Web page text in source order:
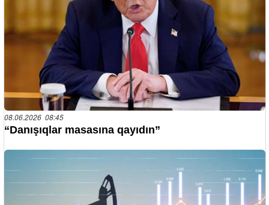
08.06.2026 08:45
“Danışıqlar masasına qayıdın”